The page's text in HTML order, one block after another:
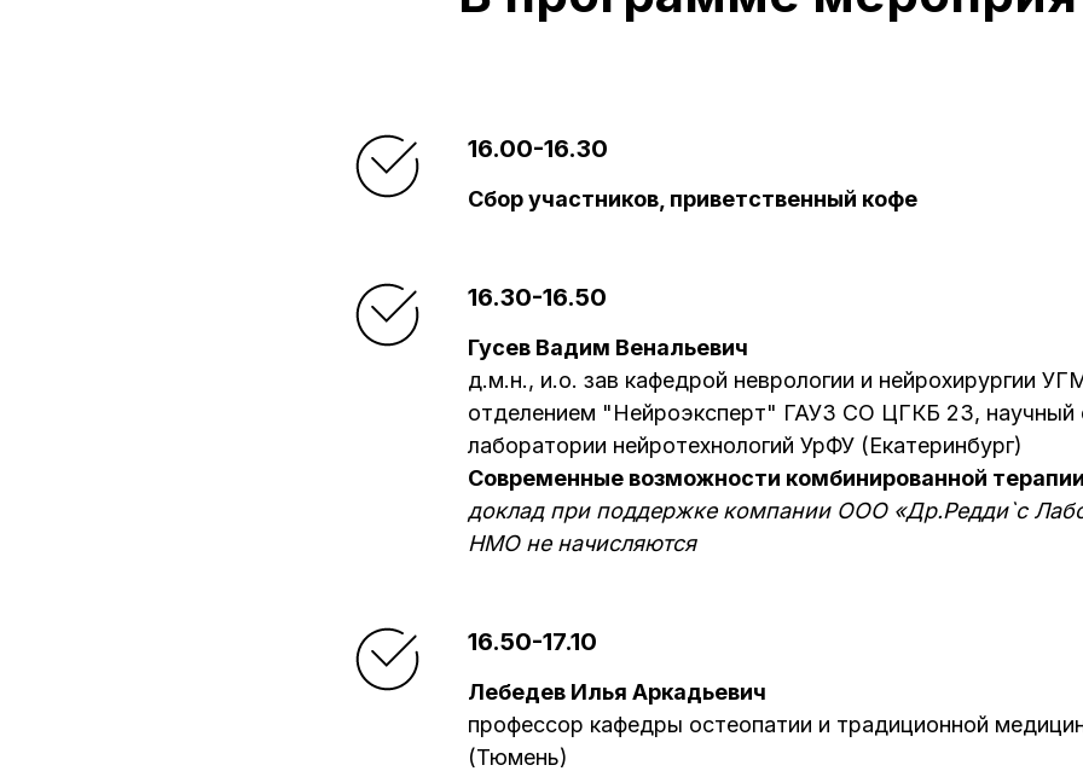
16.00-16.30
Сбор участников, приветственный кофе
16.30-16.50
Гусев Вадим Венальевич
д.м.н., и.о. зав кафедрой неврологии и нейрохирургии
отделением "Нейроэксперт" ГАУЗ СО ЦГКБ 23, научный
лаборатории нейротехнологий УрФУ (Екатеринбург)
Современные возможности комбинированной
доклад при поддержке компании ООО «Др.Редди`с
НМО не начисляются
16.50-17.10
Лебедев Илья Аркадьевич
профессор кафедры остеопатии и традиционной
(Тюмень)